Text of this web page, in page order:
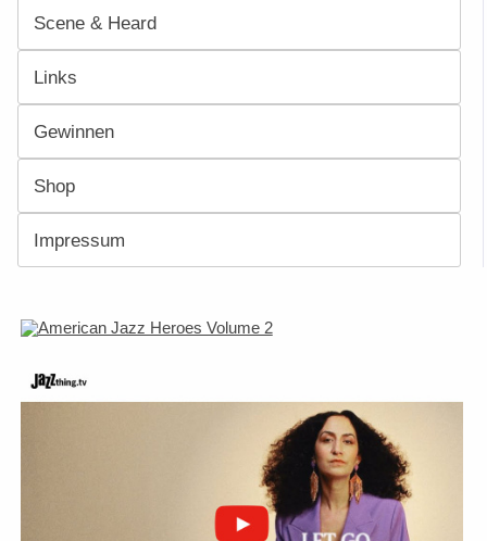
Scene & Heard
Links
Gewinnen
Shop
Impressum